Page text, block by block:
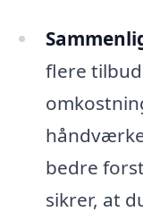
flere
bedre
sikrer, at